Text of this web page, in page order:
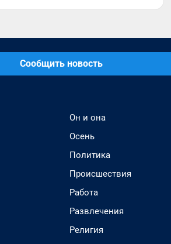
Сообщить новость
Он и она
Осень
Политика
Происшествия
Работа
Развлечения
Религия